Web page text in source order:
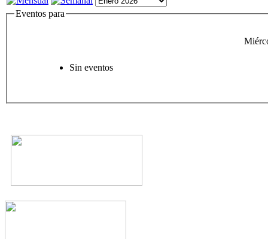
Eventos para
Sin eventos